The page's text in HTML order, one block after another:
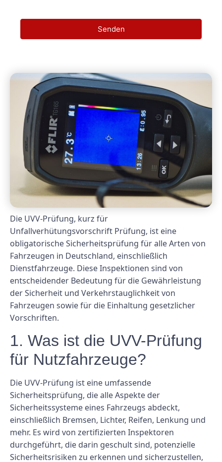
Senden
Die UVV-Prüfung, kurz für
Unfallverhütungsvorschrift Prüfung, ist eine
obligatorische Sicherheitsprüfung für alle Arten von
Fahrzeugen in Deutschland, einschließlich
Dienstfahrzeuge. Diese Inspektionen sind von
entscheidender Bedeutung für die Gewährleistung
der Sicherheit und Verkehrstauglichkeit von
Fahrzeugen sowie für die Einhaltung gesetzlicher
Vorschriften.
1. Was ist die UVV-Prüfung
für Nutzfahrzeuge?
Die UVV-Prüfung ist eine umfassende
Sicherheitsprüfung, die alle Aspekte der
Sicherheitssysteme eines Fahrzeugs abdeckt,
einschließlich Bremsen, Lichter, Reifen, Lenkung und
mehr. Es wird von zertifizierten Inspektoren
durchgeführt, die darin geschult sind, potenzielle
Sicherheitsrisiken zu erkennen und sicherzustellen,